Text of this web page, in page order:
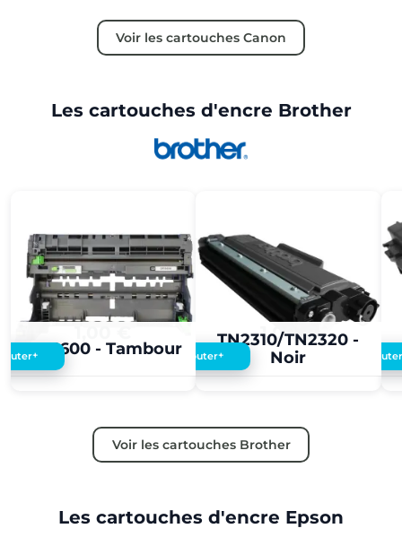
Voir les cartouches Canon
Les cartouches d'encre Brother
DR3600 - Tambour
+
TN2310/TN2320 -
Noir
1,00 €
Ajouter+
Voir les cartouches Brother
Les cartouches d'encre Epson